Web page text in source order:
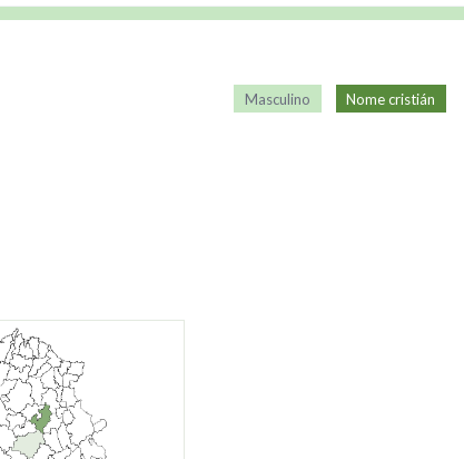
Masculino Nome cristián